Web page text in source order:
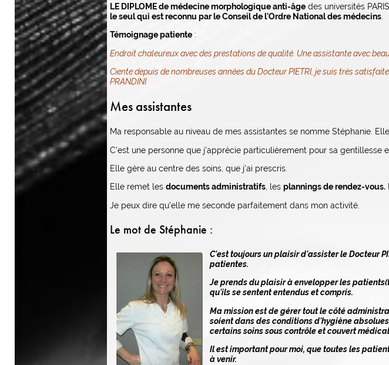
LE DIPLOME de médecine morphologique anti-âge des universités
le seul qui est reconnu par le Conseil de l'Ordre National des médecins
Témoignage patiente :
Endroit chaleureux avec des prestations de qualité. Une assistante avec
Ciente depuis de nombreuses années du Docteur PIETRI, je suis très
PRANDINI
Mes assistantes
Ma responsable au niveau de mes assistantes se nomme Stéphanie.
C'est une personne que j'apprécie particulièrement pour sa gentillesse
Elle gère au centre des soins, que j'ai prescris.
Elle remet les documents administratifs , les plannings de rendez-vous.
Je peux dire qu'elle me seconde parfaitement dans mon activité.
Le mot de Stéphanie :
C'est toujours un plaisir d'assister le Docteur
patientes.
Je prends du plaisir à envelopper les
qu'ils se sentent entendus et compris.
Ma mission est de gérer tout le côté
soient dans des conditions d'hygiène
certains soins sous contrôle et couvert médical
Il est important pour moi, que toutes les
à venir.